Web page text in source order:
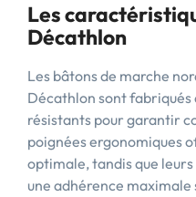
Les
Décathlon
Les bâtons de marche
Décathlon sont
résistants pour garantir
poignées ergonomiques
optimale, tandis que
une adhérence